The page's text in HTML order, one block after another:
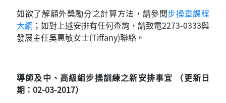
如欲了解額外獎勵分之計算方法，請參閱步操章課程
大綱 ；如對上述安排有任何查詢，請致電2273-0333與
發展主任吳惠敏女士(Tiffany)聯絡。
導師及中、高級組步操訓練之新安排事宜 （更新日
期：02-03-2017）